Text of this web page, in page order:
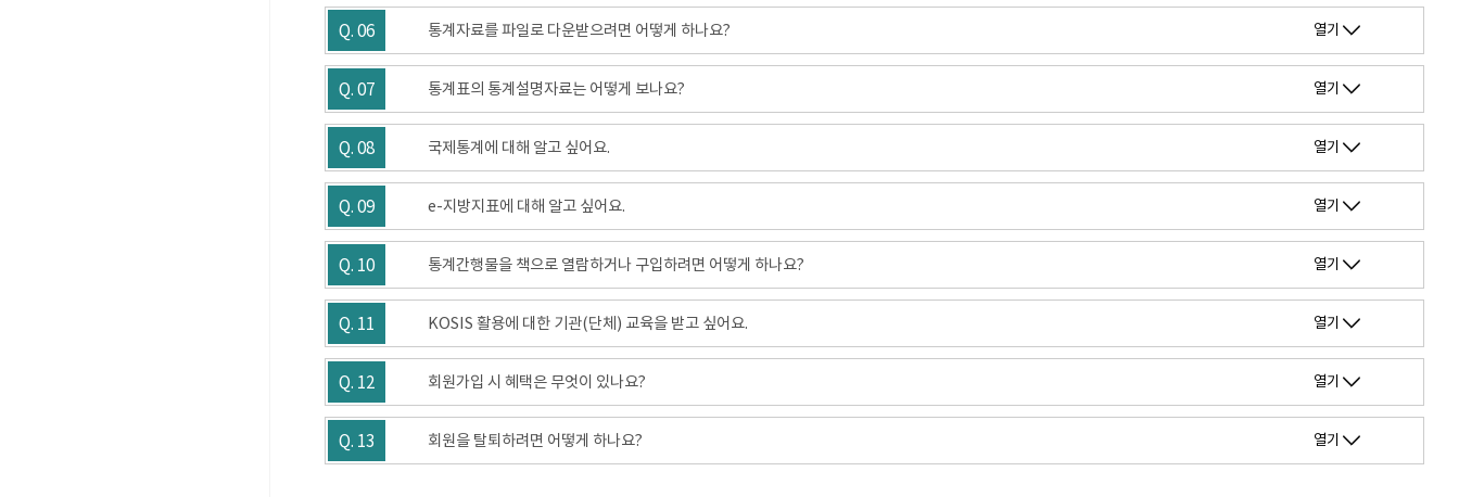
Q. 06 통계자료를 파일로 다운받으려면 어떻게 하나요? 열기
Q. 07 통계표의 통계설명자료는 어떻게 보나요? 열기
Q. 08 국제통계에 대해 알고 싶어요. 열기
Q. 09 e-지방지표에 대해 알고 싶어요. 열기
Q. 10 통계간행물을 책으로 열람하거나 구입하려면 어떻게 하나요? 열기
Q. 11 KOSIS 활용에 대한 기관(단체) 교육을 받고 싶어요. 열기
Q. 12 회원가입 시 혜택은 무엇이 있나요? 열기
Q. 13 회원을 탈퇴하려면 어떻게 하나요? 열기